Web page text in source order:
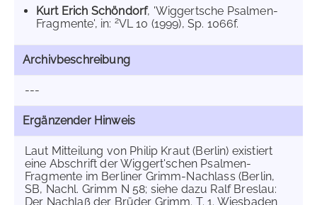
Kurt Erich Schöndorf, 'Wiggertsche Psalmen-
Fragmente', in: 2VL 10 (1999), Sp. 1066f.
Archivbeschreibung
---
Ergänzender Hinweis
Laut Mitteilung von Philip Kraut (Berlin) existiert
eine Abschrift der Wiggert'schen Psalmen-
Fragmente im Berliner Grimm-Nachlass (Berlin,
SB, Nachl. Grimm N 58; siehe dazu Ralf Breslau:
Der Nachlaß der Brüder Grimm. T. 1. Wiesbaden